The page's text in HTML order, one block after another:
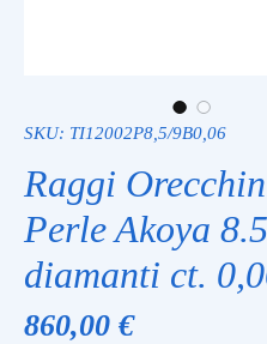
SKU: TI12002P8,5/9B0,06
Raggi
Perle Akoya
diamanti ct.
860,00 €Prezzo